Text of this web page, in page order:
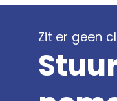
Zit er geen